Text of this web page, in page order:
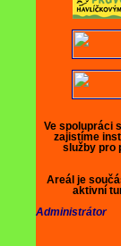
Ve spolupráci
zajistíme
služby pro
Areál je
aktivní
Administrátor